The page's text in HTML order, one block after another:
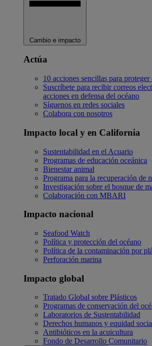
Cambio e impacto
Actúa
10 acciones sencillas para proteger
Suscríbete para recibir correos
acciones en defensa del océano
Síguenos en redes sociales
Colabora con nosotros
Impacto local y en California
Sustentabilidad en el Acuario
Programas de educación oceánica
Bienestar animal
Programa para la recuperación de
Investigación sobre el bosque de
Colaboración con MBARI
Impacto nacional
Seafood Watch
Política y protección del océano
Política de la contaminación por
Perforación marina
Impacto global
Tratado Global sobre Plásticos
Programas de conservación del
Laboratorios de Sustentabilidad
Derechos humanos y equidad
Antibióticos en la acuicultura
Fondo de Desarrollo Comunitario